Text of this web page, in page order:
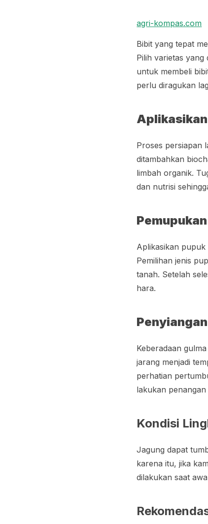
agri-kompas.com
Bibit yang tepat
Pilih varietas yang
untuk membeli
perlu diragukan
Proses persiapan
ditambahkan
limbah organik.
dan nutrisi
Aplikasikan
Pemilihan jenis
tanah. Setelah
hara.
Keberadaan
jarang menjadi
perhatian
lakukan
Kondisi
Jagung dapat
karena itu, jika
dilakukan saat